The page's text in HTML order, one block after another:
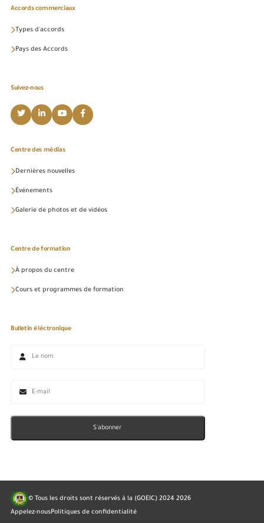
Accords commerciaux
Types d'accords
Pays des Accords
Suivez-nous
Centre des médias
Dernières nouvelles
Événements
Galerie de photos et de vidéos
Centre de formation
À propos du centre
Cours et programmes de formation
Bulletin éléctronique
S'abonner
© Tous les droits sont réservés à la (GOEIC) 2024 2026
Appelez-nousPolitiques de confidentialité